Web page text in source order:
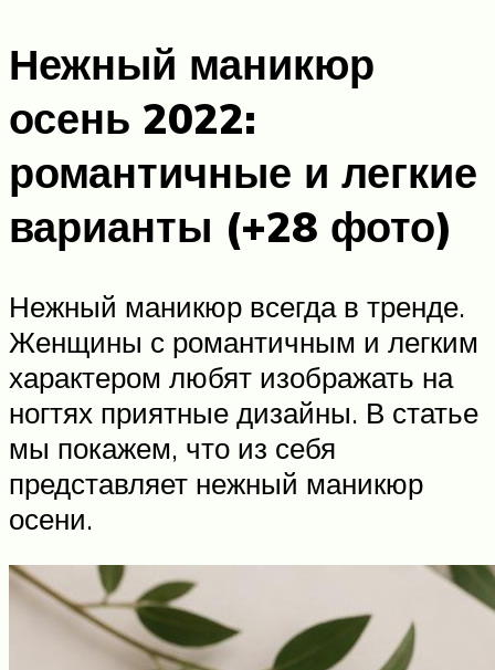
Нежный маникюр
осень 2022:
романтичные и легкие
варианты (+28 фото)
Нежный маникюр всегда в тренде.
Женщины с романтичным и легким
характером любят изображать на
ногтях приятные дизайны. В статье
мы покажем, что из себя
представляет нежный маникюр
осени.